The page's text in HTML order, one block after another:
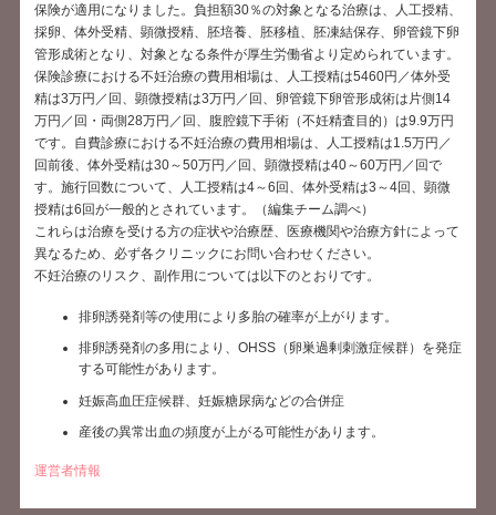
保険が適用になりました。負担額30％の対象となる治療は、人工授精、
採卵、体外受精、顕微授精、胚培養、胚移植、胚凍結保存、卵管鏡下卵
管形成術となり、対象となる条件が厚生労働省より定められています。
保険診療における不妊治療の費用相場は、人工授精は5460円／体外受
精は3万円／回、顕微授精は3万円／回、卵管鏡下卵管形成術は片側14
万円／回・両側28万円／回、腹腔鏡下手術（不妊精査目的）は9.9万円
です。自費診療における不妊治療の費用相場は、人工授精は1.5万円／
回前後、体外受精は30～50万円／回、顕微授精は40～60万円／回で
す。施行回数について、人工授精は4～6回、体外受精は3～4回、顕微
授精は6回が一般的とされています。（編集チーム調べ）
これらは治療を受ける方の症状や治療歴、医療機関や治療方針によって
異なるため、必ず各クリニックにお問い合わせください。
不妊治療のリスク、副作用については以下のとおりです。
排卵誘発剤等の使用により多胎の確率が上がります。
排卵誘発剤の多用により、OHSS（卵巣過剰刺激症候群）を発症
する可能性があります。
妊娠高血圧症候群、妊娠糖尿病などの合併症
産後の異常出血の頻度が上がる可能性があります。
運営者情報